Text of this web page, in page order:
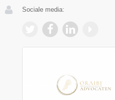
Sociale media: